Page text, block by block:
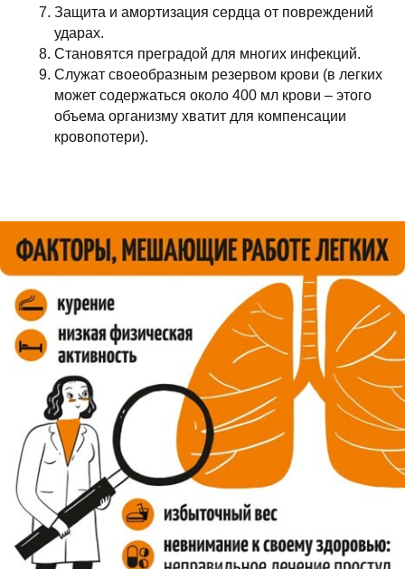
Защита и амортизация сердца от повреждений
ударах.
Становятся преградой для многих инфекций.
Служат своеобразным резервом крови (в легких
может содержаться около 400 мл крови – этого
объема организму хватит для компенсации
кровопотери).